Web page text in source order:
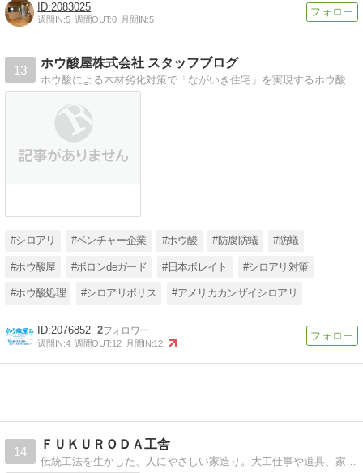
2083025
週間IN:5 週間OUT:0 月間IN:5
13
ホウ酸屋株式会社 スタッフブログ
#シロアリ #ベンチャー企業 #ホウ酸 #防腐防蟻 #防蟻
#ホウ酸屋 #ボロンdeガード #日本ボレイト #シロアリ対策
#ホウ酸処理 #シロアリポリス #アメリカカンザイシロアリ
2076852 2
週間IN:4 週間OUT:12 月間IN:12
14
ＦＵＫＵＲＯＤＡ工舎
伝統工法を生かした、人にやさしい家造り。大工仕事や道具、家造りの工程などを紹介します。「職人がつくる木の家ネット」に参加しています